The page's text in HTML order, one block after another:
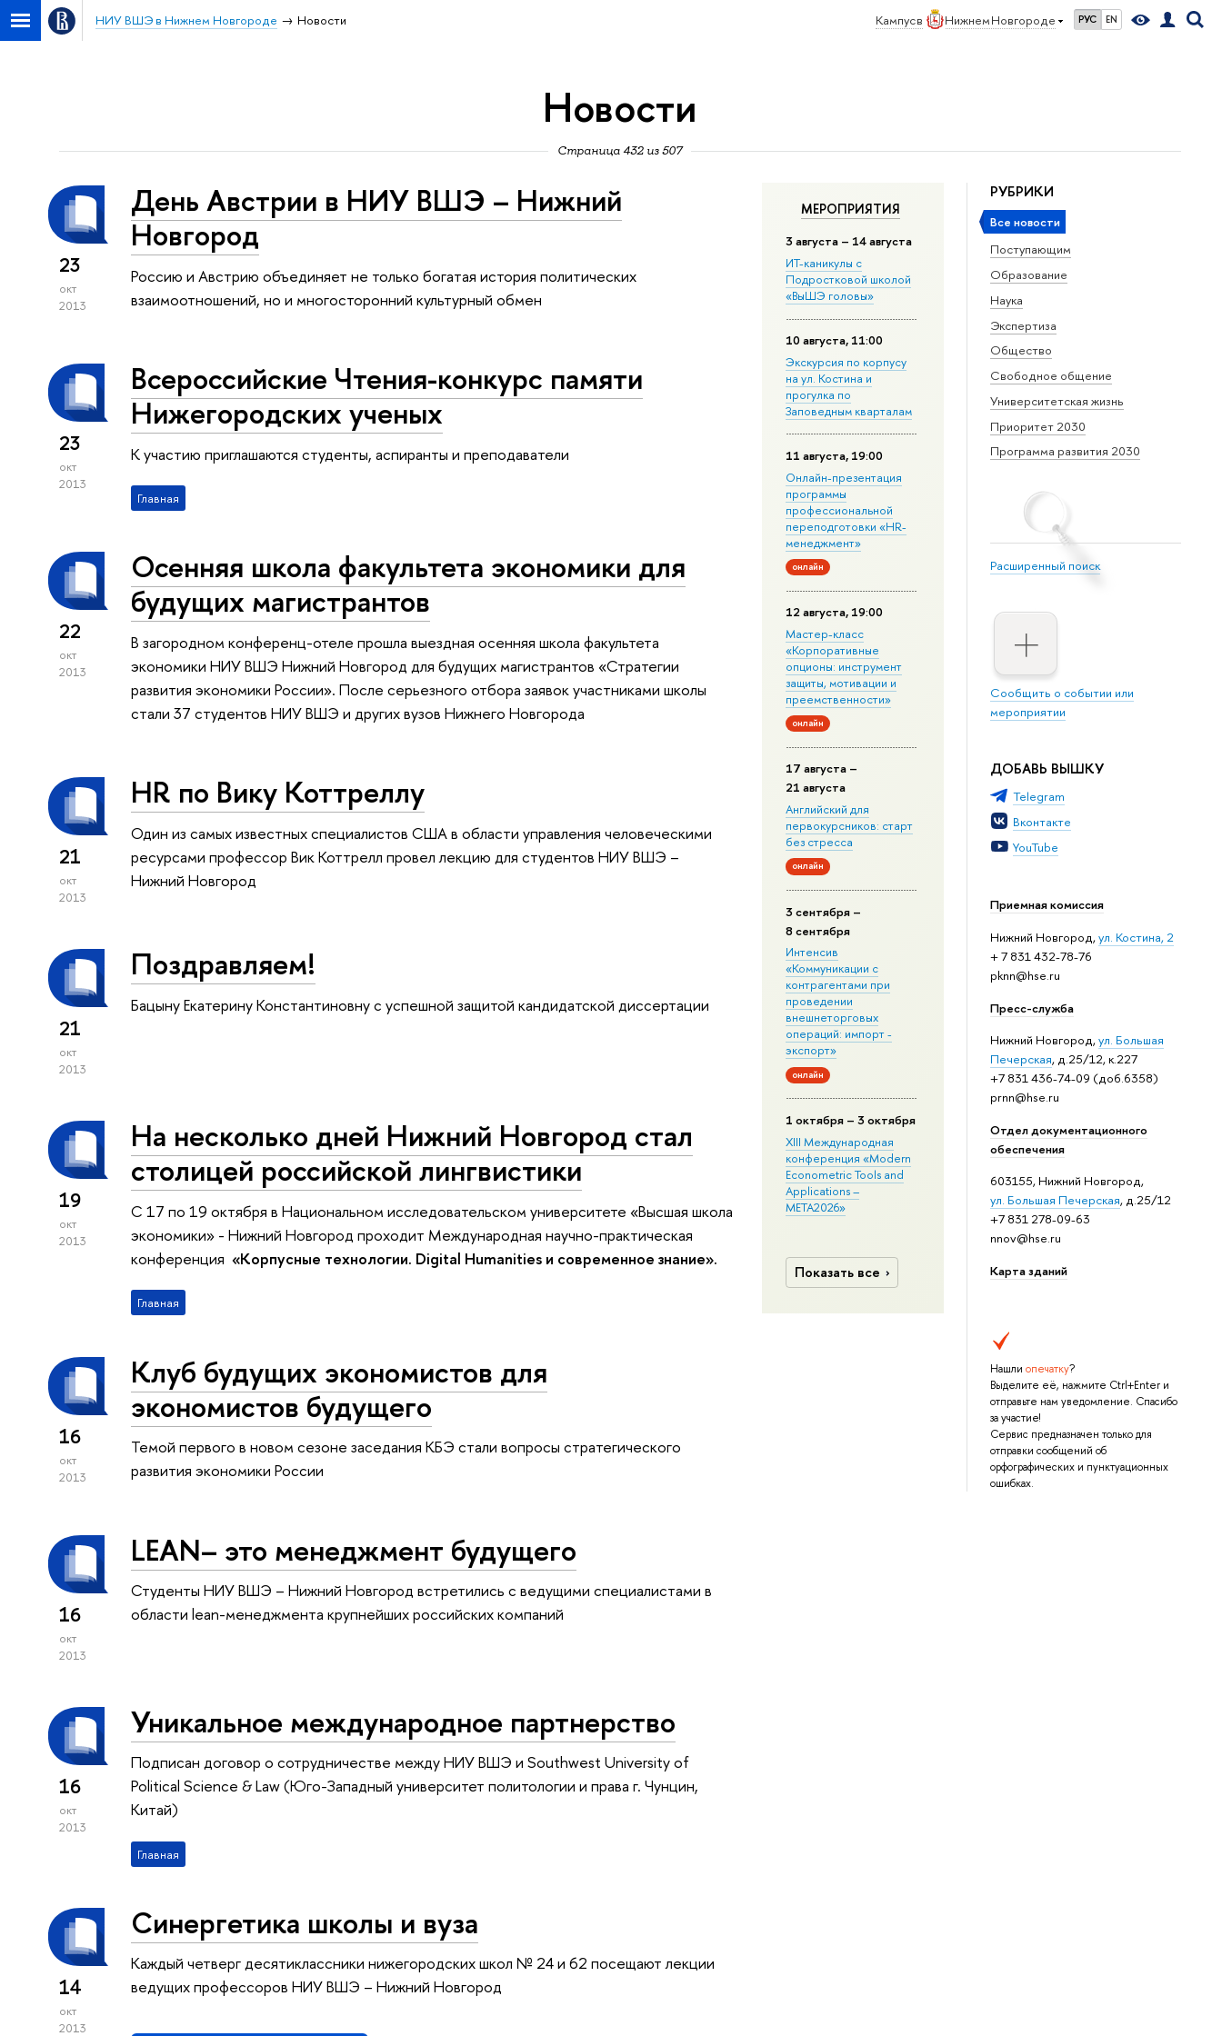
Кампус в Нижнем Новгороде РУС EN
НИУ ВШЭ в Нижнем Новгороде Новости
Новости
Страница 432 из 507
РУБРИКИ
Все новости
Поступающим
Образование
Наука
Экспертиза
Общество
Свободное общение
Университетская жизнь
Приоритет 2030
Программа развития 2030
Расширенный поиск
Сообщить о событии или
мероприятии
ДОБАВЬ ВЫШКУ
Telegram
Вконтакте
YouTube
Приемная комиссия
Нижний Новгород,ул. Костина, 2
+ 7 831 432-78-76
pknn@hse.ru
Пресс-служба
Нижний Новгород,ул. Большая
Печерская, д.25/12, к.227
+7 831 436-74-09 (доб.6358)
prnn@hse.ru
Отдел документационного
обеспечения
603155, Нижний Новгород,
ул. Большая Печерская, д.25/12
+7 831 278-09-63
nnov@hse.ru
Карта зданий
Нашли опечатку?
Выделите её, нажмите Ctrl+Enter и
отправьте нам уведомление. Спасибо
за участие!
Сервис предназначен только для
отправки сообщений об
орфографических и пунктуационных
ошибках.
МЕРОПРИЯТИЯ
3 августа – 14 августа
ИТ-каникулы с
Подростковой школой
«ВыШЭ головы»
10 августа, 11:00
Экскурсия по корпусу
на ул. Костина и
прогулка по
Заповедным кварталам
11 августа, 19:00
Онлайн-презентация
программы
профессиональной
переподготовки «HR-
менеджмент»
онлайн
12 августа, 19:00
Мастер-класс
«Корпоративные
опционы: инструмент
защиты, мотивации и
преемственности»
онлайн
17 августа –
21 августа
Английский для
первокурсников: старт
без стресса
онлайн
3 сентября –
8 сентября
Интенсив
«Коммуникации с
контрагентами при
проведении
внешнеторговых
операций: импорт -
экспорт»
онлайн
1 октября – 3 октября
XIII Международная
конференция «Modern
Econometric Tools and
Applications –
META2026»
Показать все
23
окт
2013
День Австрии в НИУ ВШЭ – Нижний
Новгород
Россию и Австрию объединяет не только богатая история политических
взаимоотношений, но и многосторонний культурный обмен
23
окт
2013
Всероссийские Чтения-конкурс памяти
Нижегородских ученых
К участию приглашаются студенты, аспиранты и преподаватели
Главная
22
окт
2013
Осенняя школа факультета экономики для
будущих магистрантов
В загородном конференц-отеле прошла выездная осенняя школа факультета
экономики НИУ ВШЭ Нижний Новгород для будущих магистрантов «Стратегии
развития экономики России». После серьезного отбора заявок участниками школы
стали 37 студентов НИУ ВШЭ и других вузов Нижнего Новгорода
21
окт
2013
HR по Вику Коттреллу
Один из самых известных специалистов США в области управления человеческими
ресурсами профессор Вик Коттрелл провел лекцию для студентов НИУ ВШЭ –
Нижний Новгород
21
окт
2013
Поздравляем!
Бацыну Екатерину Константиновну с успешной защитой кандидатской диссертации
19
окт
2013
На несколько дней Нижний Новгород стал
столицей российской лингвистики
С 17 по 19 октября в Национальном исследовательском университете «Высшая школа
экономики» - Нижний Новгород проходит Международная научно-практическая
конференция «Корпусные технологии. Digital Humanities и современное знание».
Главная
16
окт
2013
Клуб будущих экономистов для
экономистов будущего
Темой первого в новом сезоне заседания КБЭ стали вопросы стратегического
развития экономики России
16
окт
2013
LEAN– это менеджмент будущего
Студенты НИУ ВШЭ – Нижний Новгород встретились с ведущими специалистами в
области lean-менеджмента крупнейших российских компаний
16
окт
2013
Уникальное международное партнерство
Подписан договор о сотрудничестве между НИУ ВШЭ и Southwest University of
Political Science & Law (Юго-Западный университет политологии и права г. Чунцин,
Китай)
Главная
14
окт
2013
Синергетика школы и вуза
Каждый четверг десятиклассники нижегородских школ № 24 и 62 посещают лекции
ведущих профессоров НИУ ВШЭ – Нижний Новгород